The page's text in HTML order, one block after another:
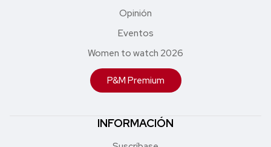
Opinión
Eventos
Women to watch 2026
P&M Premium
INFORMACIÓN